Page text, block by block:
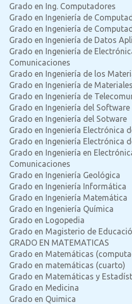
Grado en Ing. Computadores
Grado en Ingeniería de
Grado en Ingeniería de
Grado en Ingeniería de Datos
Grado en Ingeniería de
Comunicaciones
Grado en Ingeniería de los
Grado en Ingeniería de Materiales
Grado en Ingeniería de
Grado en Ingeniería del Software
Grado en Ingeniería del Sotware
Grado en Ingeniería Electrónica
Grado en Ingeniería Electrónica
Grado en Ingeniería en
Comunicaciones
Grado en Ingeniería Geológica
Grado en Ingeniería Informática
Grado en Ingeniería Matemática
Grado en Ingeniería Química
Grado en Logopedia
Grado en Magisterio de
GRADO EN MATEMATICAS
Grado en Matemáticas
Grado en matemáticas (cuarto)
Grado en Matemáticas y
Grado en Medicina
Grado en Quimica